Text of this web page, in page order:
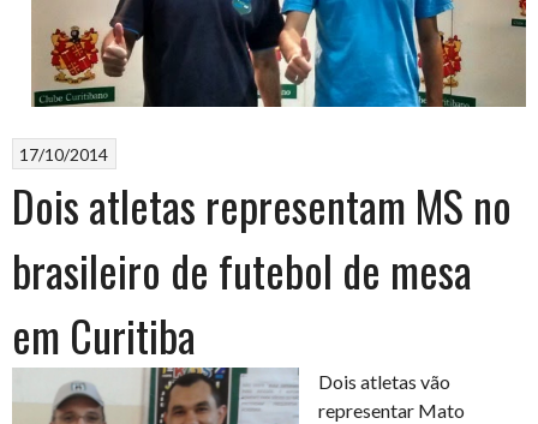
17/10/2014
Dois atletas representam MS no
brasileiro de futebol de mesa
em Curitiba
Dois atletas vão
representar Mato